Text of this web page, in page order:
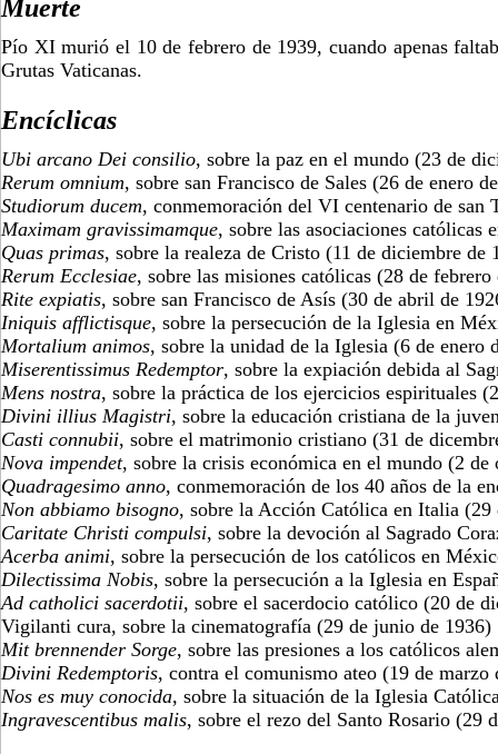
Muerte
Pío XI murió el 10 de febrero de 1939, cuando apenas
Grutas Vaticanas.
Encíclicas
Ubi arcano Dei consilio, sobre la paz en el mundo (23 de
Rerum omnium, sobre san Francisco de Sales (26 de enero
Studiorum ducem, conmemoración del VI centenario de san
Maximam gravissimamque, sobre las asociaciones católicas
Quas primas, sobre la realeza de Cristo (11 de diciembre de
Rerum Ecclesiae, sobre las misiones católicas (28 de febrero
Rite expiatis, sobre san Francisco de Asís (30 de abril de
Iniquis afflictisque, sobre la persecución de la Iglesia en
Mortalium animos, sobre la unidad de la Iglesia (6 de enero
Miserentissimus Redemptor, sobre la expiación debida al
Mens nostra, sobre la práctica de los ejercicios espirituales
Divini illius Magistri, sobre la educación cristiana de la
Casti connubii, sobre el matrimonio cristiano (31 de
Nova impendet, sobre la crisis económica en el mundo (2 de
Quadragesimo anno, conmemoración de los 40 años de la
Non abbiamo bisogno, sobre la Acción Católica en Italia (29
Caritate Christi compulsi, sobre la devoción al Sagrado
Acerba animi, sobre la persecución de los católicos en
Dilectissima Nobis, sobre la persecución a la Iglesia en
Ad catholici sacerdotii, sobre el sacerdocio católico (20 de
Vigilanti cura, sobre la cinematografía (29 de junio de 1936)
Mit brennender Sorge, sobre las presiones a los católicos
Divini Redemptoris, contra el comunismo ateo (19 de marzo
Nos es muy conocida, sobre la situación de la Iglesia
Ingravescentibus malis, sobre el rezo del Santo Rosario (29